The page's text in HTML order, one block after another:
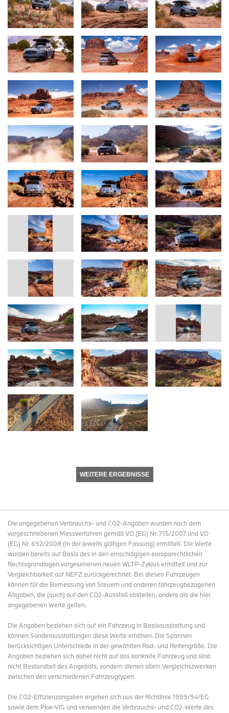
WEITERE ERGEBNISSE
Die angegebenen Verbrauchs- und CO2-Angaben wurden nach dem
vorgeschriebenen Messverfahren gemäß VO (EG) Nr. 715/2007 und VO
(EG) Nr. 692/2008 (in der jeweils gültigen Fassung) ermittelt. Die Werte
wurden bereits auf Basis des in den einschlägigen europarechtlichen
Rechtsgrundlagen vorgesehenen neuen WLTP-Zyklus ermittelt und zur
Vergleichbarkeit auf NEFZ zurückgerechnet. Bei diesen Fahrzeugen
können für die Bemessung von Steuern und anderen fahrzeugbezogenen
Abgaben, die (auch) auf den CO2-Ausstoß abstellen, andere als die hier
angegebenen Werte gelten.
Die Angaben beziehen sich auf ein Fahrzeug in Basisausstattung und
können Sonderausstattungen diese Werte erhöhen. Die Spannen
berücksichtigen Unterschiede in der gewählten Rad- und Reifengröße. Die
Angaben beziehen sich daher nicht auf das konkrete Fahrzeug und sind
nicht Bestandteil des Angebots, sondern dienen allein Vergleichszwecken
zwischen den verschiedenen Fahrzeugtypen.
Die CO2-Effizienzangaben ergeben sich aus der Richtlinie 1999/94/EG
sowie dem Pkw-VIG und verwenden die Verbrauchs- und CO2-Werte des